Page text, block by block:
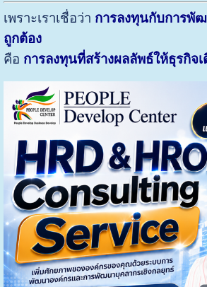
เพราะเราเชื่อว่า การลงทุนกับการพั
ถูกต้อง
คือ การลงทุนที่สร้างผลลัพธ์ให้ธุรกิจ